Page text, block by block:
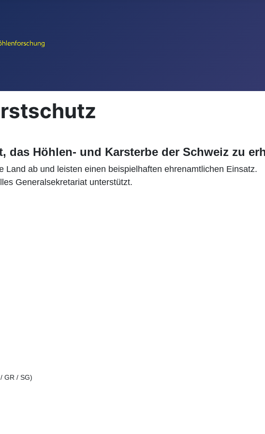
das Höhlen- und Karsterbe der Schweiz zu
Land ab und leisten einen beispielhaften ehrenamtlichen Einsatz.
Generalsekretariat unterstützt.
GR / SG)